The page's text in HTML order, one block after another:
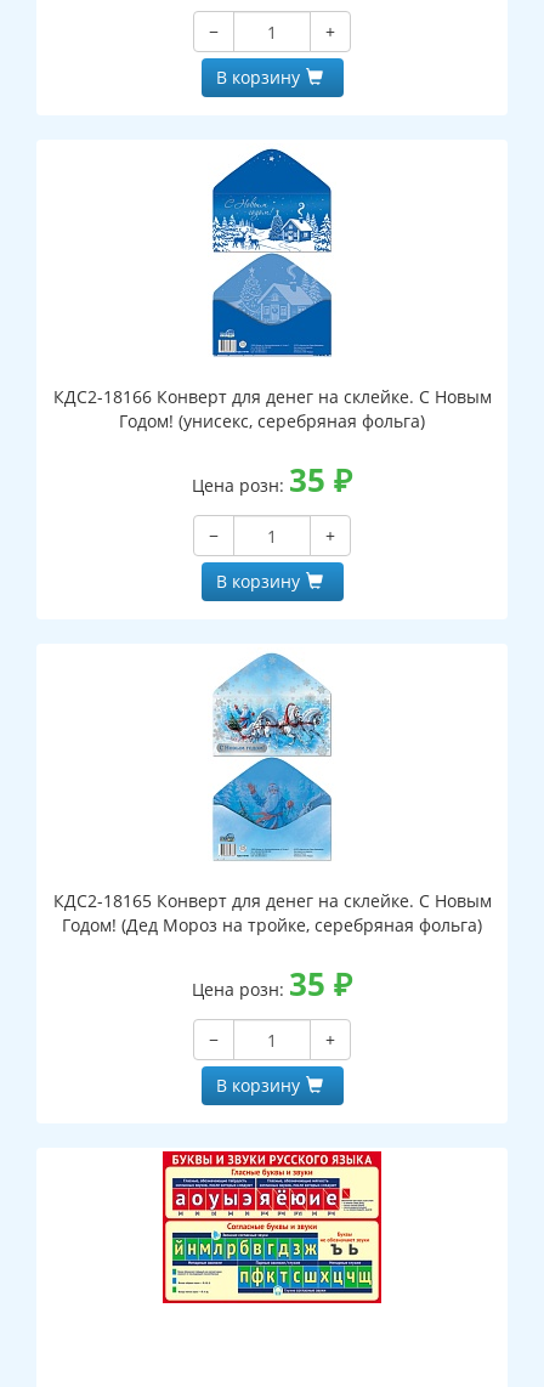
−
+
В корзину
КДС2-18166 Конверт для денег на склейке. С Новым
Годом! (унисекс, серебряная фольга)
Цена розн: 35 ₽
−
+
В корзину
КДС2-18165 Конверт для денег на склейке. С Новым
Годом! (Дед Мороз на тройке, серебряная фольга)
Цена розн: 35 ₽
−
+
В корзину